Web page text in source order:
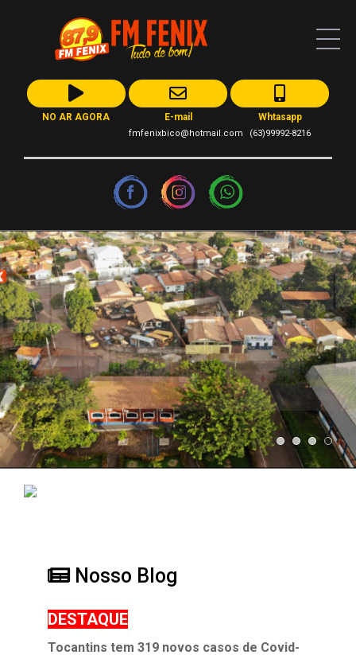
NO AR AGORA E-mail
fmfenixbico@hotmail.com
Whtasapp
(63)99992-8216
Nosso Blog
DESTAQUE
Tocantins tem 319 novos casos de Covid-